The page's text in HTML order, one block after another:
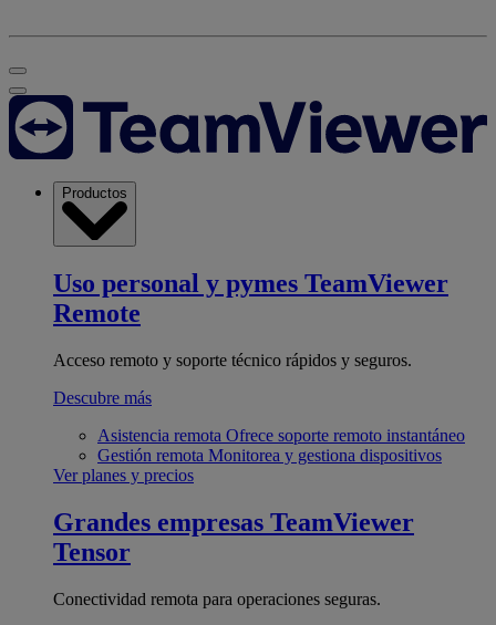
Productos
Uso personal y pymes TeamViewer
Remote
Acceso remoto y soporte técnico rápidos y seguros.
Descubre más
Asistencia remota Ofrece soporte remoto instantáneo
Gestión remota Monitorea y gestiona dispositivos
Ver planes y precios
Grandes empresas TeamViewer
Tensor
Conectividad remota para operaciones seguras.